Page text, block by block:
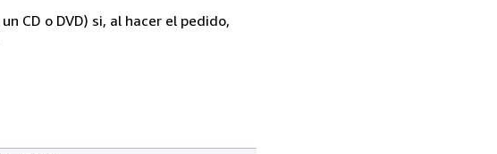
CD o DVD) si, al hacer el pedido,